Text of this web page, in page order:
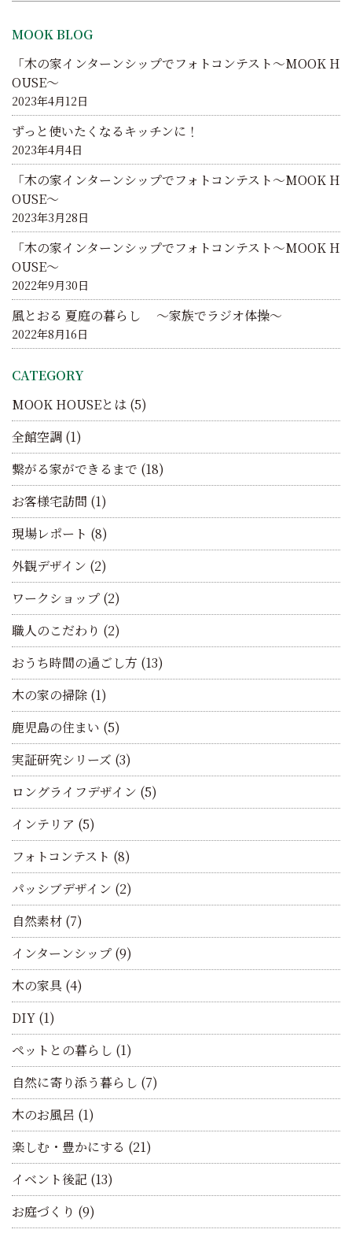
シ
ョ
ン
MOOK BLOG
「木の家インターンシップでフォトコンテスト～MOOK H
OUSE～
2023年4月12日
ずっと使いたくなるキッチンに！
2023年4月4日
「木の家インターンシップでフォトコンテスト～MOOK H
OUSE～
2023年3月28日
「木の家インターンシップでフォトコンテスト～MOOK H
OUSE～
2022年9月30日
風とおる 夏庭の暮らし ～家族でラジオ体操～
2022年8月16日
CATEGORY
MOOK HOUSEとは (5)
全館空調 (1)
繋がる家ができるまで (18)
お客様宅訪問 (1)
現場レポート (8)
外観デザイン (2)
ワークショップ (2)
職人のこだわり (2)
おうち時間の過ごし方 (13)
木の家の掃除 (1)
鹿児島の住まい (5)
実証研究シリーズ (3)
ロングライフデザイン (5)
インテリア (5)
フォトコンテスト (8)
パッシブデザイン (2)
自然素材 (7)
インターンシップ (9)
木の家具 (4)
DIY (1)
ペットとの暮らし (1)
自然に寄り添う暮らし (7)
木のお風呂 (1)
楽しむ・豊かにする (21)
イベント後記 (13)
お庭づくり (9)